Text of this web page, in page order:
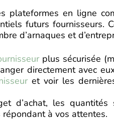
plateformes en ligne
futurs
d’arnaques et
plus sécurisée
directement avec
et voir les
d’achat, les
à vos attentes.